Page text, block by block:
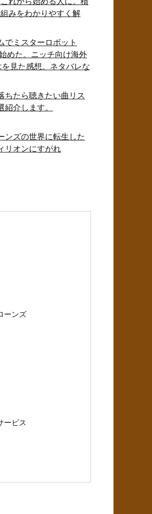
みをわかりやすく解
でミスターロボット
めた。ニッチ向け海外
見た感想。ネタバレな
ちたら聴きたい曲リス
紹介します。
ンズの世界に転生した
リオンにすがれ
ーンズ
ービス